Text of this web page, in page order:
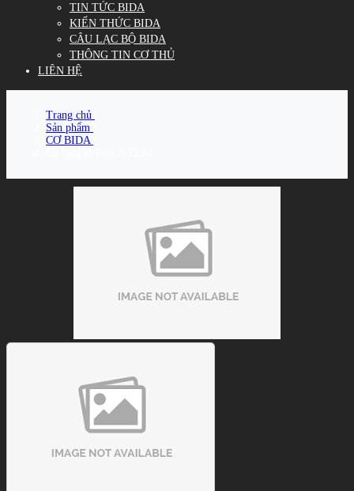
TIN TỨC BIDA
KIẾN THỨC BIDA
CÂU LẠC BỘ BIDA
THÔNG TIN CƠ THỦ
LIÊN HỆ
Trang chủ
Sản phẩm
CƠ BIDA